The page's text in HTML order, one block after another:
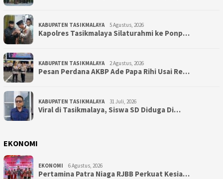
KABUPATEN TASIKMALAYA 5 Agustus, 2026
Kapolres Tasikmalaya Silaturahmi ke Ponp…
KABUPATEN TASIKMALAYA 2 Agustus, 2026
Pesan Perdana AKBP Ade Papa Rihi Usai Re…
KABUPATEN TASIKMALAYA 31 Juli, 2026
Viral di Tasikmalaya, Siswa SD Diduga Di…
EKONOMI
EKONOMI 6 Agustus, 2026
Pertamina Patra Niaga RJBB Perkuat Kesia…